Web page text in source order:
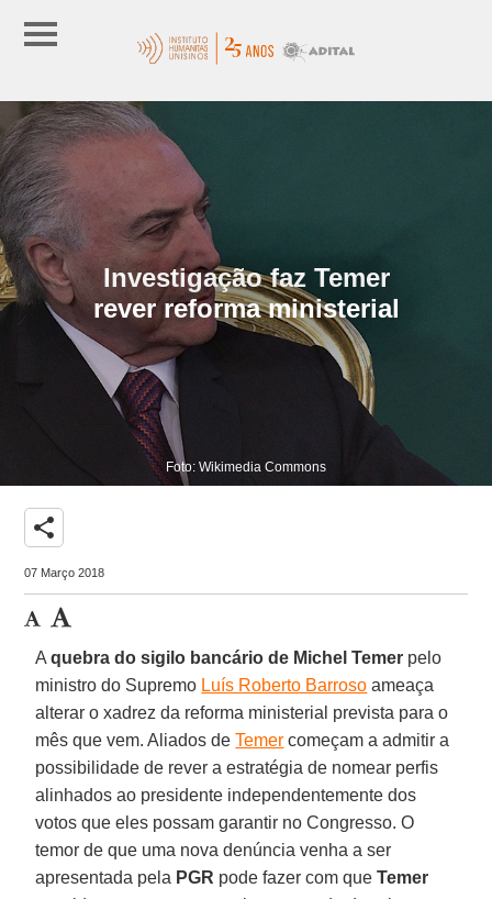
Investigação faz Temer
rever reforma ministerial
Foto: Wikimedia Commons
share
07 Março 2018
Aquebra do sigilo bancário de Michel Temer pelo
ministro do Supremo Luís Roberto Barroso ameaça
alterar o xadrez da reforma ministerial prevista para o
mês que vem. Aliados deTemer começam a admitir a
possibilidade de rever a estratégia de nomear perfis
alinhados ao presidente independentemente dos
votos que eles possam garantir no Congresso. O
temor de que uma nova denúncia venha a ser
apresentada pela PGR pode fazer com queTemer